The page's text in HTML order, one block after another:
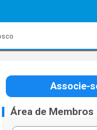
Associe-
Área de Membros